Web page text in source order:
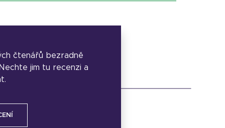
čtenářů bezradně
jim tu recenzi a